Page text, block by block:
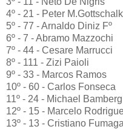
4º - 21 - Peter M.Gottschalk
5º - 77 - Arnaldo Diniz Fº
6º - 7 - Abramo Mazzochi
7º - 44 - Cesare Marrucci
8º - 111 - Zizi Paioli
9º - 33 - Marcos Ramos
10º - 60 - Carlos Fonseca
11º - 24 - Michael Bamberg
12º - 15 - Marcelo
13º - 13 - Cristiano